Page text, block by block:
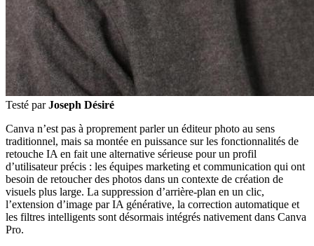
Testé parJoseph Désiré
Canva n’est pas à proprement parler un éditeur photo au sens
traditionnel, mais sa montée en puissance sur les fonctionnalités de
retouche IA en fait une alternative sérieuse pour un profil
d’utilisateur précis : les équipes marketing et communication qui ont
besoin de retoucher des photos dans un contexte de création de
visuels plus large. La suppression d’arrière-plan en un clic,
l’extension d’image par IA générative, la correction automatique et
les filtres intelligents sont désormais intégrés nativement dans Canva
Pro.